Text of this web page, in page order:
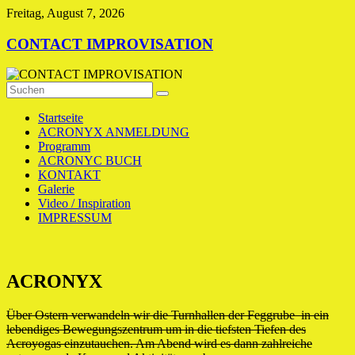
Zum
springen
Freitag, August 7, 2026
CONTACT IMPROVISATION
Startseite
ACRONYX ANMELDUNG
Programm
ACRONYC BUCH
KONTAKT
Galerie
Video / Inspiration
IMPRESSUM
ACRONYX
Über Ostern verwandeln wir die Turnhallen der Feggrube in ein
lebendiges Bewegungszentrum um in die tiefsten Tiefen des
Acroyogas einzutauchen. Am Abend wird es dann zahlreiche